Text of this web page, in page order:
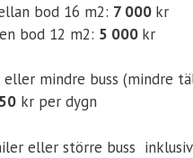
bod 16 m2: 7 000 kr
bod 12 m2: 5 000 kr
eller mindre buss (mindre
kr per dygn
eller större buss